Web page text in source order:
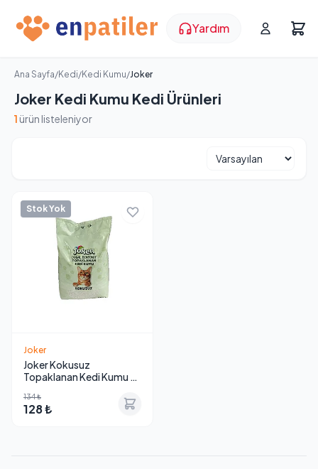
Yardım
Ana Sayfa/Kedi/Kedi Kumu/Joker
Joker Kedi Kumu Kedi Ürünleri
1 ürün listeleniyor
Stok Yok
Joker
Joker Kokusuz
Topaklanan Kedi Kumu 5
134 ₺
128 ₺